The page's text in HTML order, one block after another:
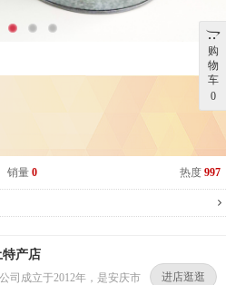
销量 0 热度 997
产店
司成立于2012年，是安庆市
进店逛逛
购
物
车
0